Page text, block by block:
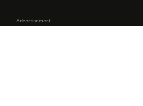
- Advertisement -